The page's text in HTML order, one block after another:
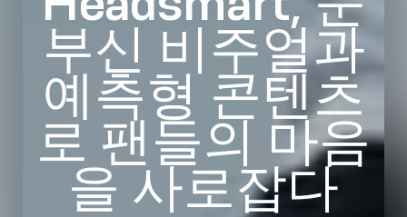
부신 비주얼과
예측형 콘텐츠
로 팬들의 마음
을 사로잡다